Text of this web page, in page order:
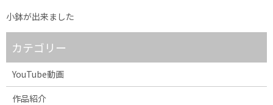
小鉢が出来ました
カテゴリー
YouTube動画
作品紹介